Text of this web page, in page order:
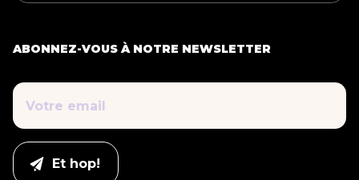
ABONNEZ-VOUS À NOTRE NEWSLETTER